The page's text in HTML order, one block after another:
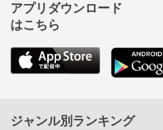
アプリダウンロード
はこちら
ジャンル別ランキング